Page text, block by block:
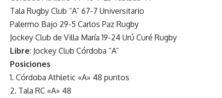
Tala Rugby Club “A” 67-7 Universitario
Palermo Bajo 29-5 Carlos Paz Rugby
Jockey Club de Villa María 19-24 Urú Curé Rugby
Libre: Jockey Club Córdoba “A”
Posiciones
1. Córdoba Athletic «A» 48 puntos
2. Tala RC «A» 48